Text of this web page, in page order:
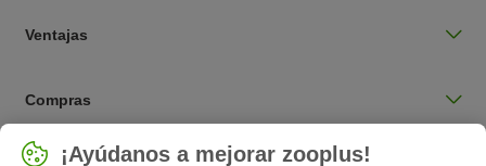
Ventajas
Compras
Seleccionar país
¡Ayúdanos a mejorar zooplus!